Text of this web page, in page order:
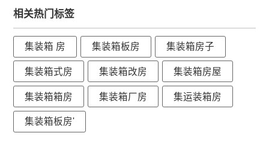
相关热门标签
集装箱 房 集装箱板房 集装箱房子
集装箱式房 集装箱改房 集装箱房屋
集装箱箱房 集装箱厂房 集运装箱房
集装箱板房'